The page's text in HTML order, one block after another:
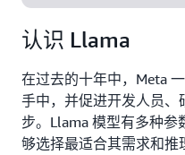
Amazon Bedrock 是无
Llama 的生成式人工智
的应用程序中。这意味
工作：构建 AI 应用程
认识 Llama
在过去的十年中，Meta
手中，并促进开发人员
步。Llama 模型有多种
够选择最适合其需求和推